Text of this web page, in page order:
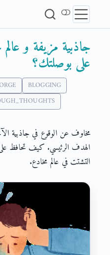
جاذبية مزيفة و
على بوصلتك؟
BLOGGING
مخاوف عن الوقوع في جاذبية
الهدف الرئيسي. كيف تحافظ
التشتت في عالم مخادع.